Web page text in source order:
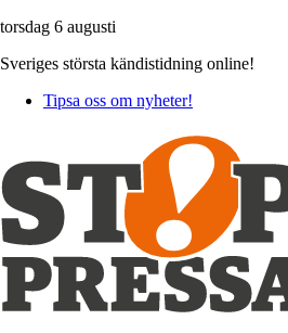
torsdag 6 augusti
Sveriges största kändistidning online!
Tipsa oss om nyheter!